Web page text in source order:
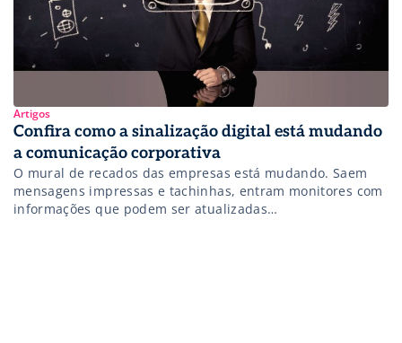
Artigos
Confira como a sinalização digital está mudando
a comunicação corporativa
O mural de recados das empresas está mudando. Saem
mensagens impressas e tachinhas, entram monitores com
informações que podem ser atualizadas